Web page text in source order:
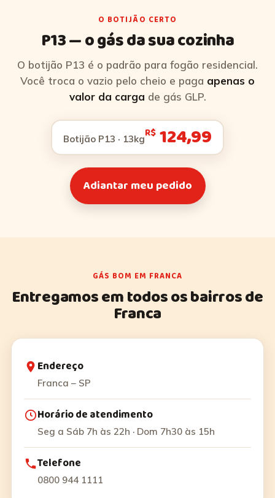
O BOTIJÃO CERTO
P13 — o gás da sua cozinha
O botijão P13 é o padrão para fogão residencial.
Você troca o vazio pelo cheio e paga apenas o
valor da carga de gás GLP.
Botijão P13 · 13kgR$ 124,99
Adiantar meu pedido
GÁS BOM EM FRANCA
Entregamos em todos os bairros de
Franca
Endereço
Franca – SP
Horário de atendimento
Seg a Sáb 7h às 22h · Dom 7h30 às 15h
Telefone
0800 944 1111